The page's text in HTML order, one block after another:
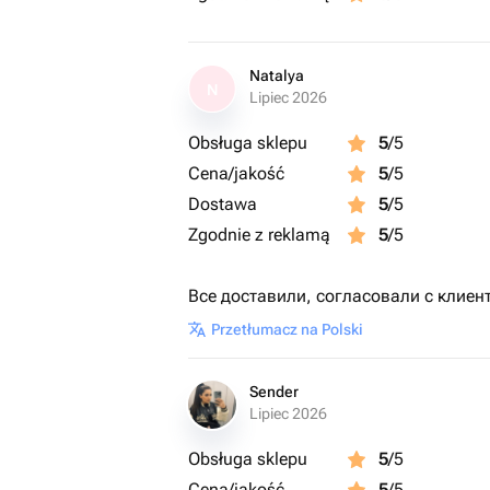
Natalya
Lipiec 2026
Obsługa sklepu 5/5
Cena/jakość
5/5
Dostawa
5/5
Zgodnie z reklamą
5/5
Все доставили, согласовали с
Przetłumacz na Polski
Sender
Lipiec 2026
Obsługa sklepu 5/5